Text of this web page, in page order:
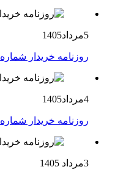
5مرداد1405
روزنامه خریدار شماره2196
4مرداد1405
روزنامه خریدار شماره 2195
3مرداد 1405